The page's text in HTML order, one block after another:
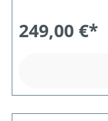
249,00 €*